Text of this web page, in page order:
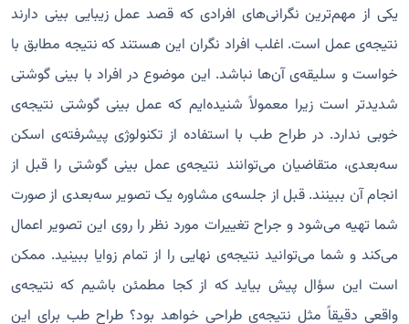
یکی از مهم‌ترین نگرانی‌های افرادی که قصد عمل زیبایی بینی دارند
نتیجه‌ی عمل است. اغلب افراد نگران این هستند که نتیجه مطابق با
خواست و سلیقه‌ی آن‌ها نباشد. این موضوع در افراد با بینی گوشتی
شدیدتر است زیرا معمولاً شنیده‌ایم که عمل بینی گوشتی نتیجه‌ی
خوبی ندارد. در طراح طب با استفاده از تکنولوژی پیشرفته‌ی اسکن
سه‌بعدی، متقاضیان می‌توانند نتیجه‌ی عمل بینی گوشتی را قبل از
انجام آن ببینند. قبل از جلسه‌ی مشاوره یک تصویر سه‌بعدی از صورت
شما تهیه می‌شود و جراح تغییرات مورد نظر را روی این تصویر اعمال
می‌کند و شما می‌توانید نتیجه‌ی نهایی را از تمام زوایا ببینید. ممکن
است این سؤال پیش بیاید که از کجا مطمئن باشیم که نتیجه‌ی
واقعی دقیقاً مثل نتیجه‌ی طراحی خواهد بود؟ طراح طب برای این